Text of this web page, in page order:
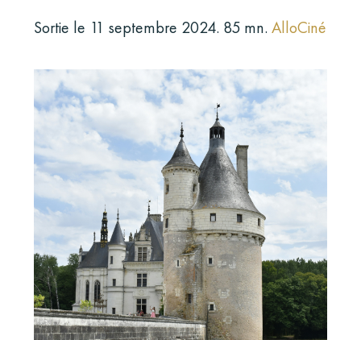
Sortie le 11 septembre 2024. 85 mn.AlloCiné